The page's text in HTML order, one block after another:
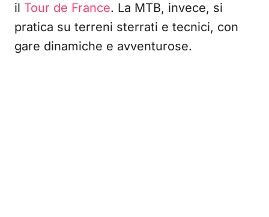
il Tour de France. La MTB, invece, si
pratica su terreni sterrati e tecnici, con
gare dinamiche e avventurose.